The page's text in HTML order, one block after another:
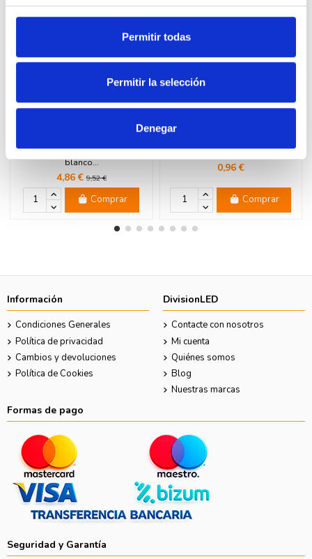
Permitir todas
Permitir la selección
Denegar
SIMON 27191630-090 Marco
enchufe+2 módulos estrechos
blanco...
4,86 € 9,52 €
Comprar
270
0,96 €
Comprar
Información
Condiciones Generales
Política de privacidad
Cambios y devoluciones
Política de Cookies
DivisionLED
Contacte con nosotros
Mi cuenta
Quiénes somos
Blog
Nuestras marcas
Formas de pago
Seguridad y Garantía